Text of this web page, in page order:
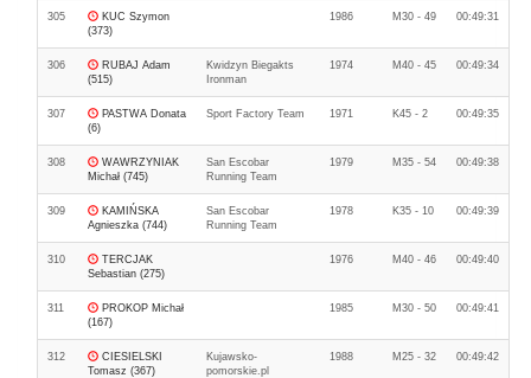
305
KUC Szymon
(373)
1986 M30 - 49 00:49:31
306
RUBAJ Adam
(515)
Kwidzyn Biegakts
Ironman
1974 M40 - 45 00:49:34
307
PASTWA Donata
(6)
Sport Factory Team 1971 K45 - 2 00:49:35
308
WAWRZYNIAK
Michał (745)
San Escobar
Running Team
1979 M35 - 54 00:49:38
309
KAMIŃSKA
Agnieszka (744)
San Escobar
Running Team
1978 K35 - 10 00:49:39
310
TERCJAK
Sebastian (275)
1976 M40 - 46 00:49:40
311
PROKOP Michał
(167)
1985 M30 - 50 00:49:41
312
CIESIELSKI
Tomasz (367)
Kujawsko-
pomorskie.pl
1988 M25 - 32 00:49:42